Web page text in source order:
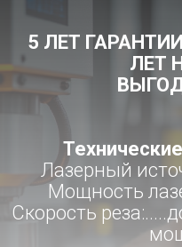
5 ЛЕТ
ЛЕТ
Лазерный
Мощность
Скорость